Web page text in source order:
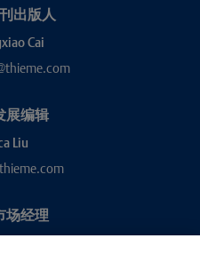
出版人
Cai
展编辑
Liu
场经理